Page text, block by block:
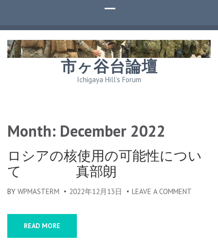
市ヶ谷台論壇
Ichigaya Hill’s Forum
Month: December 2022
ロシアの核使用の可能性につい
て 真部朗
BY WPMASTERM 2022年12月13日 LEAVE A COMMENT
READ MORE